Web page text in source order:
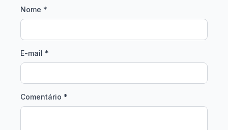
Nome *
E-mail *
Comentário *